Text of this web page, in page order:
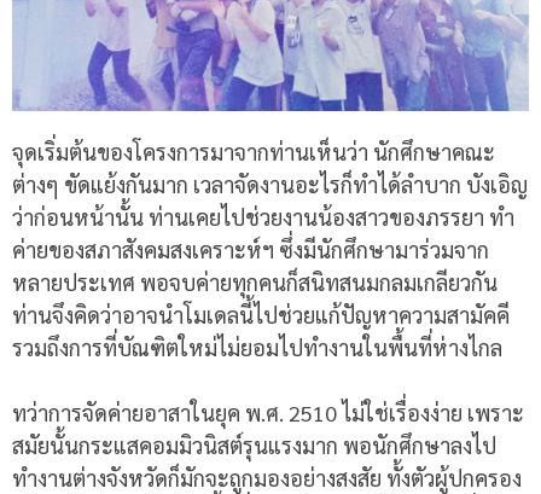
จุดเริ่มต้นของโครงการมาจากท่านเห็นว่า นักศึกษาคณะ
ต่างๆ ขัดแย้งกันมาก เวลาจัดงานอะไรก็ทำได้ลำบาก บังเอิญ
ว่าก่อนหน้านั้น ท่านเคยไปช่วยงานน้องสาวของภรรยา ทำ
ค่ายของสภาสังคมสงเคราะห์ฯ ซึ่งมีนักศึกษามาร่วมจาก
หลายประเทศ พอจบค่ายทุกคนก็สนิทสนมกลมเกลียวกัน
ท่านจึงคิดว่าอาจนำโมเดลนี้ไปช่วยแก้ปัญหาความสามัคคี
รวมถึงการที่บัณฑิตใหม่ไม่ยอมไปทำงานในพื้นที่ห่างไกล
ทว่าการจัดค่ายอาสาในยุค พ.ศ. 2510 ไม่ใช่เรื่องง่าย เพราะ
สมัยนั้นกระแสคอมมิวนิสต์รุนแรงมาก พอนักศึกษาลงไป
ทำงานต่างจังหวัดก็มักจะถูกมองอย่างสงสัย ทั้งตัวผู้ปกครอง